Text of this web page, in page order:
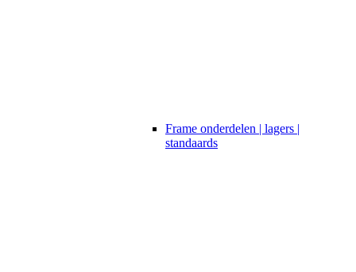
Frame onderdelen | lagers |
standaards